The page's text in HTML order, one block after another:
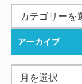
アーカイブ